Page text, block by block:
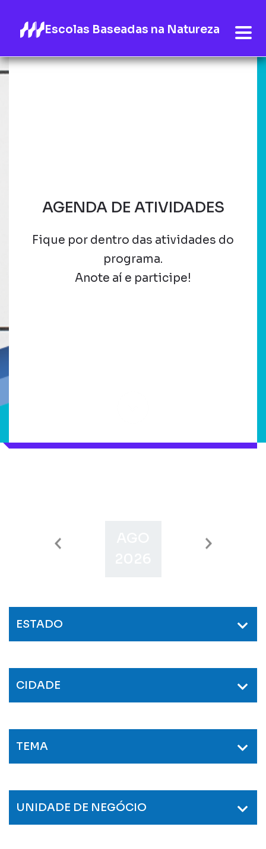
Escolas Baseadas na Natureza
AGENDA DE ATIVIDADES
Fique por dentro das atividades do
programa.
Anote aí e participe!
SET
ESTADO
CIDADE
TEMA
UNIDADE DE NEGÓCIO